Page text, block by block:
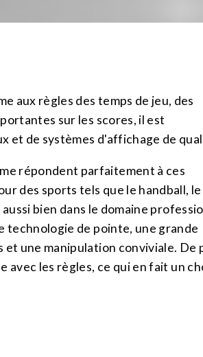
aux règles des temps de jeu, des
sur les scores, il est
et de systèmes d'affichage de
répondent parfaitement à ces
des sports tels que le handball, le
bien dans le domaine
technologie de pointe, une grande
une manipulation conviviale. De
les règles, ce qui en fait un